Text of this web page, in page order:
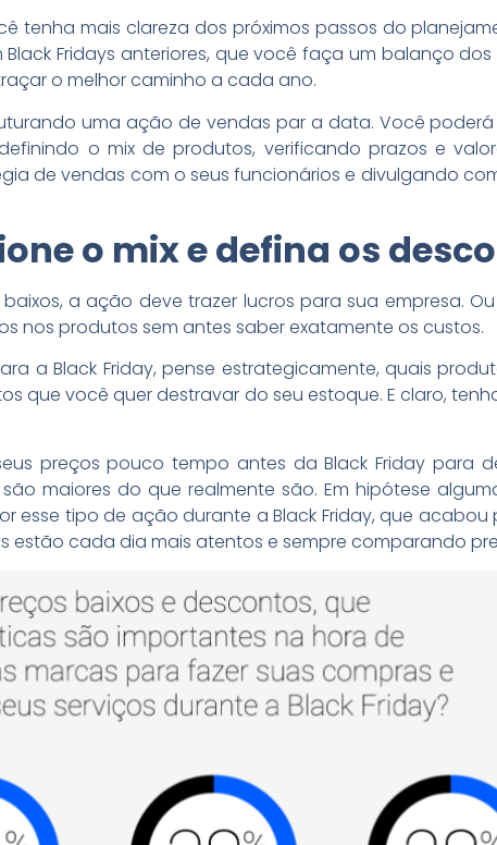
tenha mais clareza dos próximos passos do
Fridays anteriores, que você faça um balanço
o melhor caminho a cada ano.
uma ação de vendas par a data. Você
o mix de produtos, verificando prazos e
de vendas com o seus funcionários e divulgando
o mix e defina os
a ação deve trazer lucros para sua empresa.
nos produtos sem antes saber exatamente os custos.
a Black Friday, pense estrategicamente, quais
que você quer destravar do seu estoque. E claro,
preços pouco tempo antes da Black Friday para
maiores do que realmente são. Em hipótese
esse tipo de ação durante a Black Friday, que
estão cada dia mais atentos e sempre comparando